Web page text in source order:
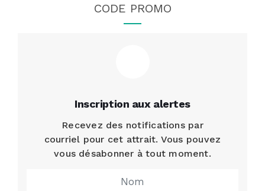
CODE PROMO
Inscription aux alertes
Recevez des notifications par
courriel pour cet attrait. Vous pouvez
vous désabonner à tout moment.